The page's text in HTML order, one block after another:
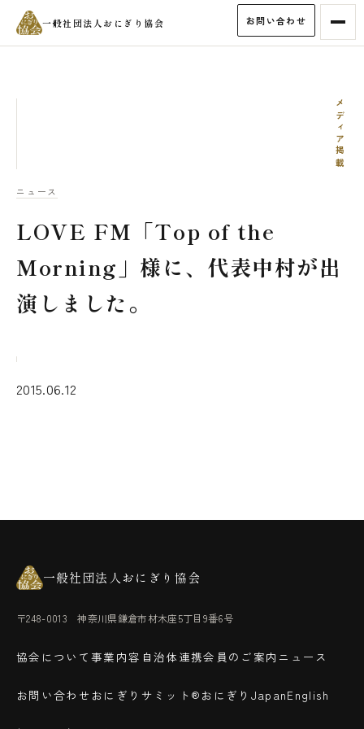
一般社団法人おにぎり協会 お問い合わせ
メディア掲載
ニュース
LOVE FM「Top of the
Morning」様に、代表中村が出
演しました。
2015.06.12
一般社団法人おにぎり協会
〒248-0013 神奈川県鎌倉市材木座5丁目9番6号
協会について事業内容 自治体連携会員のご案内 ニュース
お問い合わせ おにぎりサミット® おにぎりJapanEnglish